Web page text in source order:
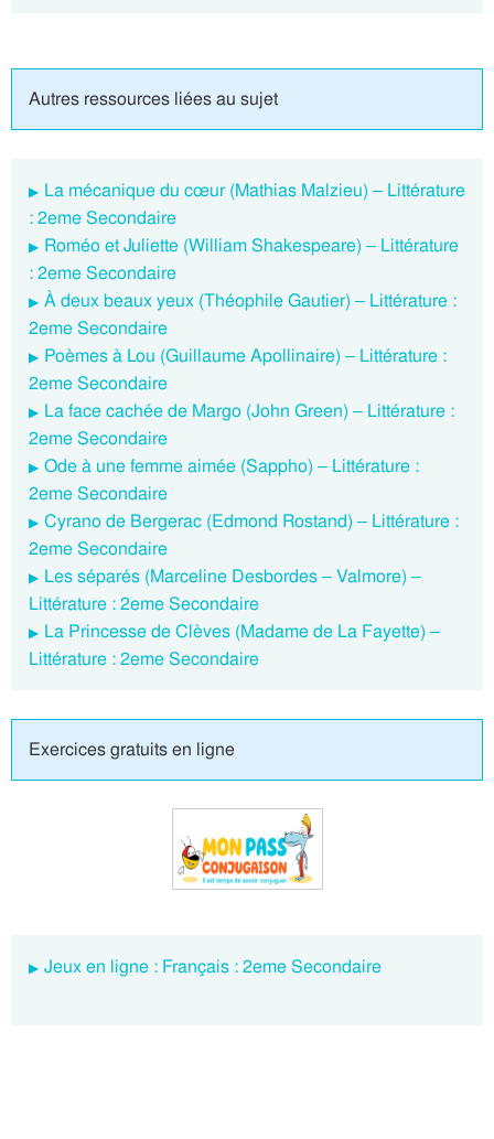
Autres ressources liées au sujet
La mécanique du cœur (Mathias Malzieu) – Littérature
: 2eme Secondaire
Roméo et Juliette (William Shakespeare) – Littérature
: 2eme Secondaire
À deux beaux yeux (Théophile Gautier) – Littérature :
2eme Secondaire
Poèmes à Lou (Guillaume Apollinaire) – Littérature :
2eme Secondaire
La face cachée de Margo (John Green) – Littérature :
2eme Secondaire
Ode à une femme aimée (Sappho) – Littérature :
2eme Secondaire
Cyrano de Bergerac (Edmond Rostand) – Littérature :
2eme Secondaire
Les séparés (Marceline Desbordes – Valmore) –
Littérature : 2eme Secondaire
La Princesse de Clèves (Madame de La Fayette) –
Littérature : 2eme Secondaire
Exercices gratuits en ligne
Jeux en ligne : Français : 2eme Secondaire